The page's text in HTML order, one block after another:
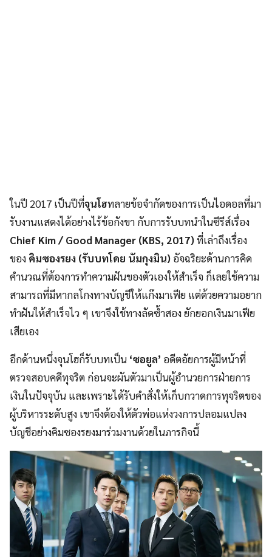
ในปี 2017 เป็นปีที่จุนโฮทลายข้อจำกัดของการเป็นไอดอลที่มา
รับงานแสดงได้อย่างไร้ข้อกังขา กับการรับบทนำในซีรีส์เรื่อง
Chief Kim / Good Manager (KBS, 2017)ที่เล่าถึงเรื่อง
ของ คิมซองรยง (รับบทโดย นัมกุงมิน) อัจฉริยะด้านการคิด
คำนวณที่ต้องการทำความฝันของตัวเองให้สำเร็จ ก็เลยใช้ความ
สามารถที่มีหากลโกงทางบัญชีให้แก๊งมาเฟีย แต่ด้วยความอยาก
ทำฝันให้สำเร็จไว ๆ เขาจึงใช้ทางลัดซ้ำสอง ยักยอกเงินมาเฟีย
เสียเอง
อีกด้านหนึ่งจุนโฮก็รับบทเป็น ‘ซอยูล’ อดีตอัยการผู้มีหน้าที่
ตรวจสอบคดีทุจริต ก่อนจะผันตัวมาเป็นผู้อำนวยการฝ่ายการ
เงินในปัจจุบัน และเพราะได้รับคำสั่งให้เก็บกวาดการทุจริตของ
ผู้บริหารระดับสูง เขาจึงต้องให้ตัวพ่อแห่งวงการปลอมแปลง
บัญชีอย่างคิมซองรยงมาร่วมงานด้วยในภารกิจนี้